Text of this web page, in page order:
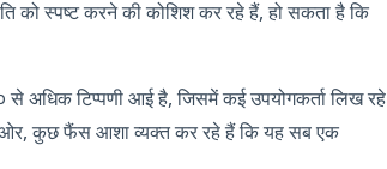
को स्पष्ट करने की कोशिश कर रहे हैं, हो सकता है कि
टिप्पणी आई है, जिसमें कई उपयोगकर्ता लिख रहे
ओर, कुछ फैंस आशा व्यक्त कर रहे हैं कि यह सब एक